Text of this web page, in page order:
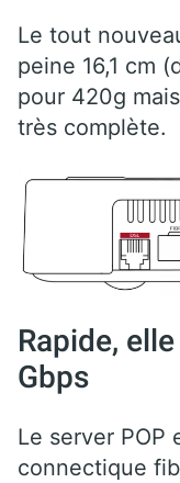
Le tout
peine 16,1 cm
pour 420g
très complète.
Rapide,
Gbps
Le server POP
connectique